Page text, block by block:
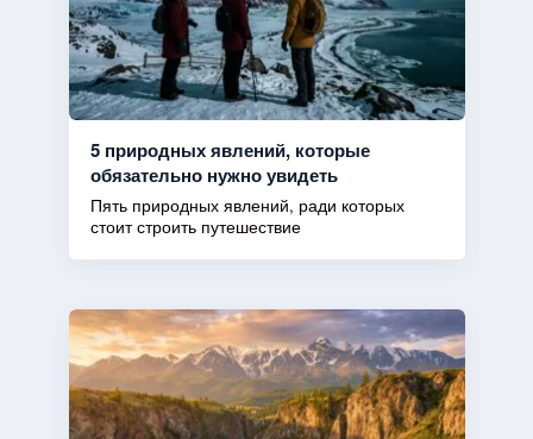
5 природных явлений, которые
обязательно нужно увидеть
Пять природных явлений, ради которых
стоит строить путешествие